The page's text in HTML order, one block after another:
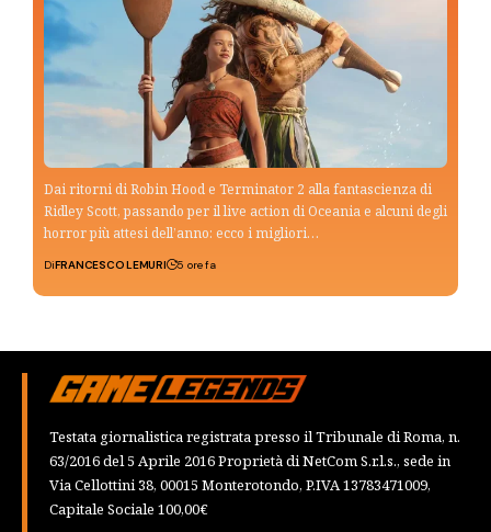
Dai ritorni di Robin Hood e Terminator 2 alla fantascienza di
Ridley Scott, passando per il live action di Oceania e alcuni degli
horror più attesi dell’anno: ecco i migliori…
DiFRANCESCO LEMURI 5 ore fa
Testata giornalistica registrata presso il Tribunale di Roma, n.
63/2016 del 5 Aprile 2016 Proprietà di NetCom S.r.l.s., sede in
Via Cellottini 38, 00015 Monterotondo, P.IVA 13783471009,
Capitale Sociale 100,00€